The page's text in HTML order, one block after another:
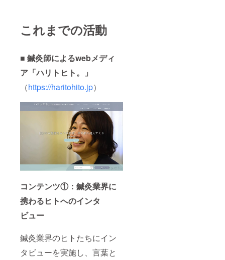
これまでの活動
■ 鍼灸師によるwebメディ
ア「ハリトヒト。」
（https://haritohito.jp）
コンテンツ①：鍼灸業界に
携わるヒトへのインタ
ビュー
鍼灸業界のヒトたちにイン
タビューを実施し、言葉と